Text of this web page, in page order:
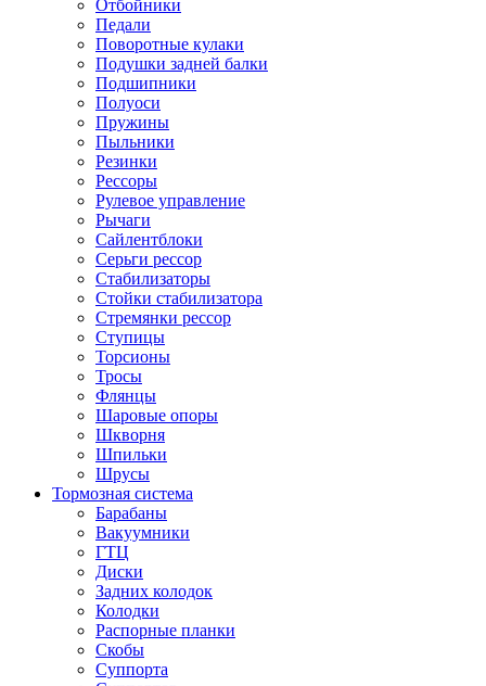
Отбойники
Педали
Поворотные кулаки
Подушки задней балки
Подшипники
Полуоси
Пружины
Пыльники
Резинки
Рессоры
Рулевое управление
Рычаги
Сайлентблоки
Серьги рессор
Стабилизаторы
Стойки стабилизатора
Стремянки рессор
Ступицы
Торсионы
Тросы
Флянцы
Шаровые опоры
Шкворня
Шпильки
Шрусы
Тормозная система
Барабаны
Вакуумники
ГТЦ
Диски
Задних колодок
Колодки
Распорные планки
Скобы
Суппорта